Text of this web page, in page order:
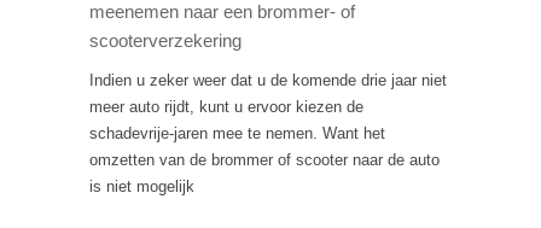
meenemen naar een brommer- of
scooterverzekering
Indien u zeker weer dat u de komende drie jaar niet
meer auto rijdt, kunt u ervoor kiezen de
schadevrije-jaren mee te nemen. Want het
omzetten van de brommer of scooter naar de auto
is niet mogelijk